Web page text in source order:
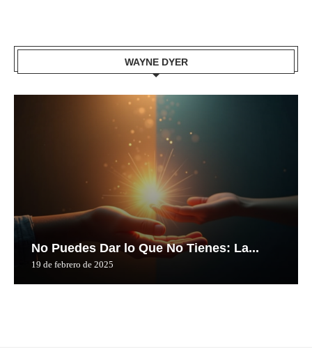
WAYNE DYER
No Puedes Dar lo Que No Tienes: La...
19 de febrero de 2025